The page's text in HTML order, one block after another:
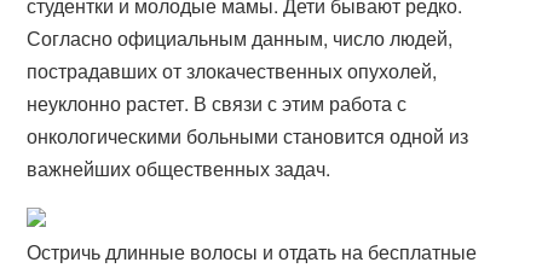
Согласно официальным данным, число людей,
пострадавших от злокачественных опухолей,
неуклонно растет. В связи с этим работа с
онкологическими больными становится одной из
важнейших общественных задач.
Остричь длинные волосы и отдать на бесплатные